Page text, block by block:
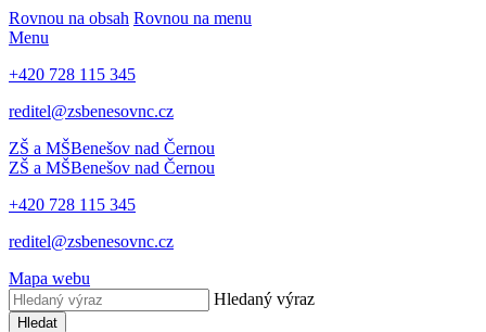
Rovnou na obsah Rovnou na menu
Menu
+420 728 115 345
reditel@zsbenesovnc.cz
ZŠ a MŠBenešov nad Černou
ZŠ a MŠBenešov nad Černou
+420 728 115 345
reditel@zsbenesovnc.cz
Mapa webu
Hledaný výraz
Hledat